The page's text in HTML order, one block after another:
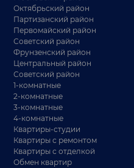
Октябрьский район
Партизанский район
Первомайский район
Советский район
Фрунзенский район
Центральный район
Советский район
1-комнатные
2-комнатные
3-комнатные
4-комнатные
Квартиры-студии
Квартиры с ремонтом
Квартиры с отделкой
Обмен квартир